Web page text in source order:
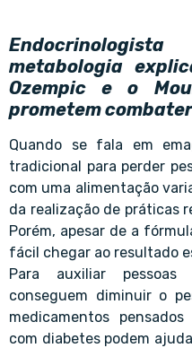
metabologia
Ozempic e o
prometem
Quando se fala em
tradicional para perder
com uma alimentação
da realização de práticas
Porém, apesar de a
fácil chegar ao resultado
Para auxiliar
conseguem diminuir o
medicamentos
com diabetes podem